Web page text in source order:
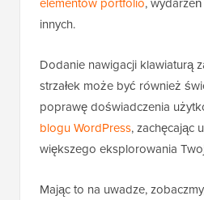
innych.
Dodanie nawigacji klawiaturą
strzałek może być również
poprawę doświadczenia
blogu WordPress, zachęcając
większego eksplorowania
Mając to na uwadze,